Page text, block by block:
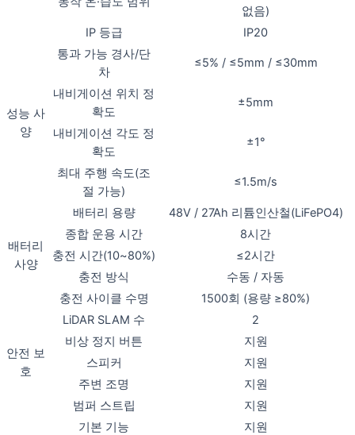
없음)
IP 등급
IP20
성능 사
양
통과 가능 경사/단
차
≤5% / ≤5mm / ≤30mm
내비게이션 위치 정
확도
±5mm
내비게이션 각도 정
확도
±1°
최대 주행 속도(조
절 가능)
≤1.5m/s
배터리
사양
배터리 용량
48V / 27Ah 리튬인산철(LiFePO4)
종합 운용 시간
8시간
충전 시간(10~80%)
≤2시간
충전 방식
수동 / 자동
충전 사이클 수명
1500회 (용량 ≥80%)
안전 보
호
LiDAR SLAM 수
2
비상 정지 버튼
지원
스피커
지원
주변 조명
지원
범퍼 스트립
지원
기본 기능
지원